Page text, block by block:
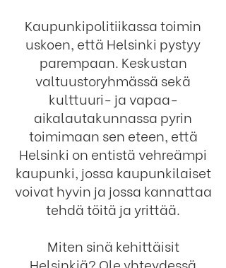
Kaupunkipolitiikassa toimin
uskoen, että Helsinki pystyy
parempaan. Keskustan
valtuustoryhmässä sekä
kulttuuri- ja vapaa-
aikalautakunnassa pyrin
toimimaan sen eteen, että
Helsinki on entistä vehreämpi
kaupunki, jossa kaupunkilaiset
voivat hyvin ja jossa kannattaa
tehdä töitä ja yrittää.
Miten sinä kehittäisit
Helsinkiä? Ole yhteydessä